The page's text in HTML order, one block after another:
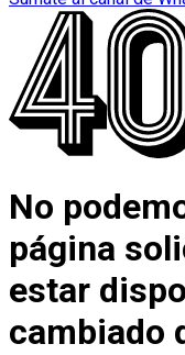
No
página
estar
cambiado